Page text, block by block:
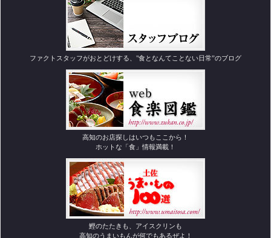
ファクトスタッフがおとどけする、"食となんてことない日常”のブログ
高知のお店探しはいつもここから！
ホットな「食」情報満載！
鰹のたたきも、アイスクリンも
高知のうまいもんが何でもあるぜよ！